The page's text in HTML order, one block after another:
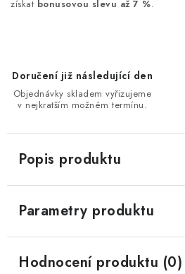
získat bonusovou slevu až 7 %.
Doručení již následující den
Objednávky skladem vyřizujeme
v nejkratším možném termínu.
Popis produktu
Parametry produktu
Hodnocení produktu (0)